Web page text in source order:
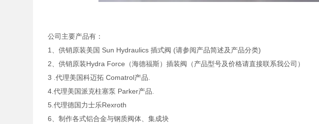
公司主要产品有：
1、供销原装美国 Sun Hydraulics 插式阀 (请参阅产品简述及产品分类)
2、供销原装Hydra Force（海德福斯）插装阀（产品型号及价格请直接联系我公司）
3 .代理美国科迈拓 Comatrol产品.
4.代理美国派克柱塞泵 Parker产品.
5.代理德国力士乐Rexroth
6、制作各式铝合金与钢质阀体、集成块